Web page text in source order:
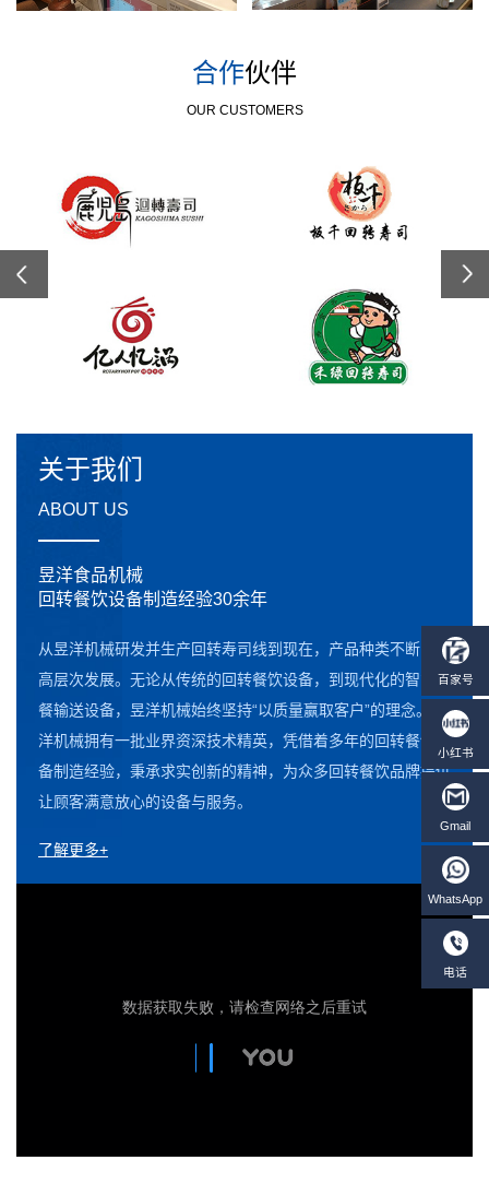
合作伙伴
OUR CUSTOMERS
关于我们
ABOUT US
昱洋食品机械
回转餐饮设备制造经验30余年
从昱洋机械研发并生产回转寿司线到现在，产品种类不断向更
高层次发展。无论从传统的回转餐饮设备，到现代化的智能点
餐输送设备，昱洋机械始终坚持“以质量赢取客户”的理念。昱
洋机械拥有一批业界资深技术精英，凭借着多年的回转餐饮设
备制造经验，秉承求实创新的精神，为众多回转餐饮品牌提供
让顾客满意放心的设备与服务。
了解更多+